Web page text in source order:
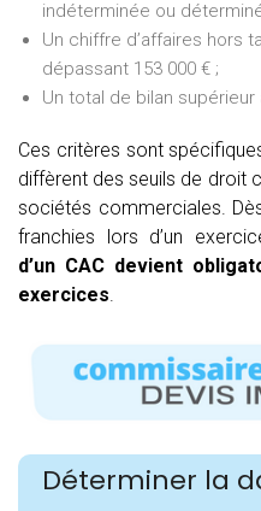
indéterminée ou
Un chiffre d’affaires hors
dépassant 153 000 € ;
Un total de bilan supérieur
Ces critères sont
diffèrent des seuils de droit
sociétés commerciales.
franchies lors d’un
d’un CAC devient
exercices
Déterminer la